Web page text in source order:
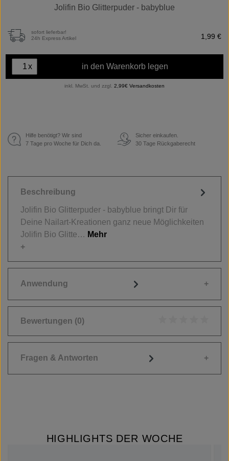
Jolifin Bio Glitterpuder - babyblue
sofort lieferbar!
24h Express Artikel
1,99 €
x in den Warenkorb legen
inkl. MwSt. und zzgl. 2,99€ Versandkosten
Hilfe benötigt? Wir sind
7 Tage pro Woche für Dich da.
€
Sicher einkaufen.
30 Tage Rückgaberecht
Beschreibung
Jolifin Bio Glitterpuder - babyblue bringt Dir für
Deine Nailart-Kreationen ganz neue Möglichkeiten
Jolifin Bio Glitte… Mehr
Anwendung
Bewertungen (0)
Fragen & Antworten
HIGHLIGHTS DER WOCHE